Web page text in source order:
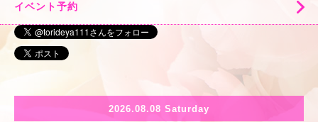
イベント予約
2026.08.08 Saturday